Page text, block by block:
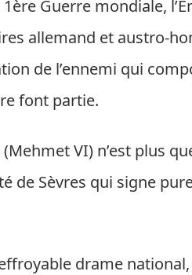
Guerre mondiale,
allemand et austro-
de l’ennemi qui
font partie.
VI) n’est plus
de Sèvres qui signe
drame